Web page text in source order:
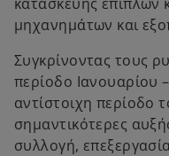
μηχανημάτων και
Συγκρίνοντας τους
περίοδο Ιανουαρίου
αντίστοιχη περίοδο
σημαντικότερες
συλλογή,